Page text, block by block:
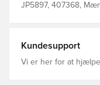
sko holde dem cool og
JP5897, 407368,
Kundesupport
Vi er her for at hjælpe